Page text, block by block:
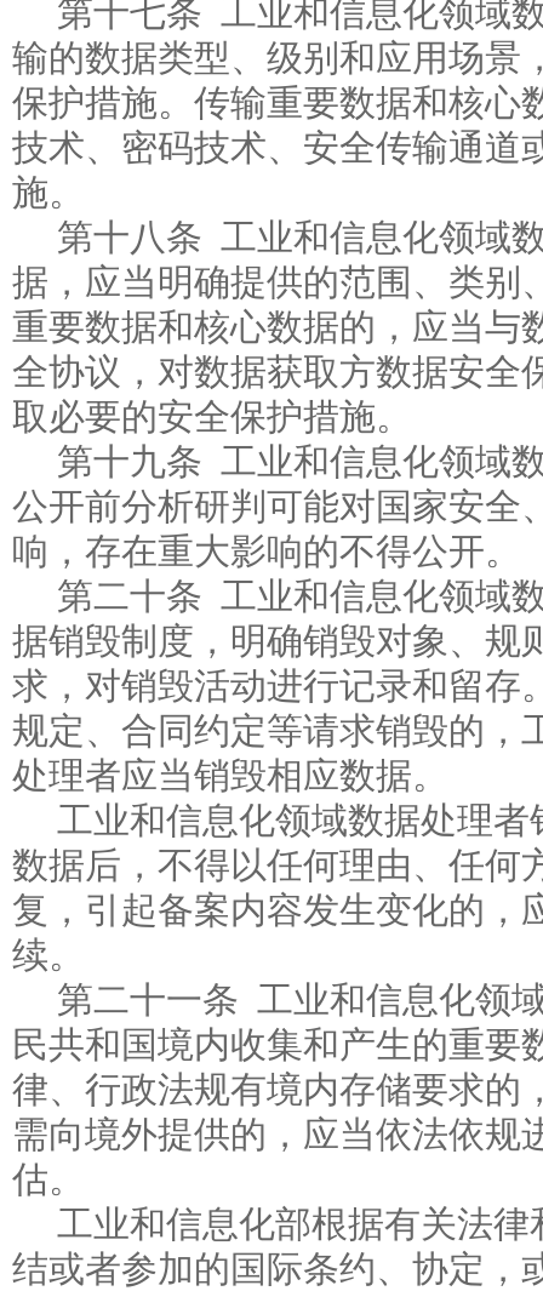
第十七条 工业和信息化领域
输的数据类型、级别和应用场景
保护措施。传输重要数据和核心
技术、密码技术、安全传输通道
施。
第十八条 工业和信息化领域
据，应当明确提供的范围、类别
重要数据和核心数据的，应当与
全协议，对数据获取方数据安全
取必要的安全保护措施。
第十九条 工业和信息化领域
公开前分析研判可能对国家安全
响，存在重大影响的不得公开。
第二十条 工业和信息化领域
据销毁制度，明确销毁对象、规
求，对销毁活动进行记录和留存
规定、合同约定等请求销毁的，
处理者应当销毁相应数据。
工业和信息化领域数据处理
数据后，不得以任何理由、任何
复，引起备案内容发生变化的，
续。
第二十一条 工业和信息化领
民共和国境内收集和产生的重要
律、行政法规有境内存储要求的
需向境外提供的，应当依法依规
估。
工业和信息化部根据有关法
结或者参加的国际条约、协定，